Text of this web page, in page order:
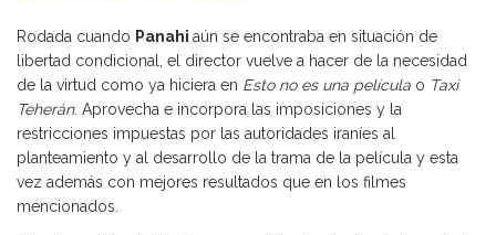
Rodada cuando Panahi aún se encontraba en situación de
libertad condicional, el director vuelve a hacer de la necesidad
de la virtud como ya hiciera en Esto no es una película o Taxi
Teherán. Aprovecha e incorpora las imposiciones y la
restricciones impuestas por las autoridades iraníes al
planteamiento y al desarrollo de la trama de la película y esta
vez además con mejores resultados que en los filmes
mencionados.